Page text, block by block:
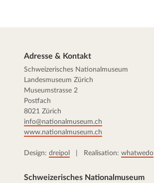
Adresse & Kontakt
Schweizerisches Nationalmuseum
Landesmuseum Zürich
Museumstrasse 2
Postfach
8021 Zürich
info@nationalmuseum.ch
www.nationalmuseum.ch
Design: dreipol | Realisation: whatwedo
Schweizerisches Nationalmuseum